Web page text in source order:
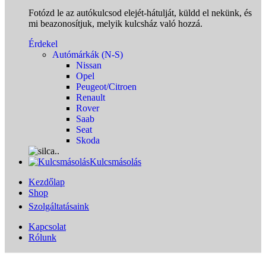
Fotózd le az autókulcsod elejét-hátulját, küldd el nekünk, és
mi beazonosítjuk, melyik kulcsház való hozzá.
Érdekel
Autómárkák (N-S)
Nissan
Opel
Peugeot/Citroen
Renault
Rover
Saab
Seat
Skoda
Kulcsmásolás
Kezdőlap
Shop
Szolgáltatásaink
Kapcsolat
Rólunk